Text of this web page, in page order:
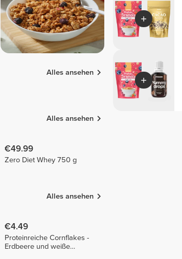
Alles ansehen
5
Alles ansehen
€49.99
Zero Diet Whey 750 g
Alles ansehen
€4.49
Proteinreiche Cornflakes -
Erdbeere und weiße